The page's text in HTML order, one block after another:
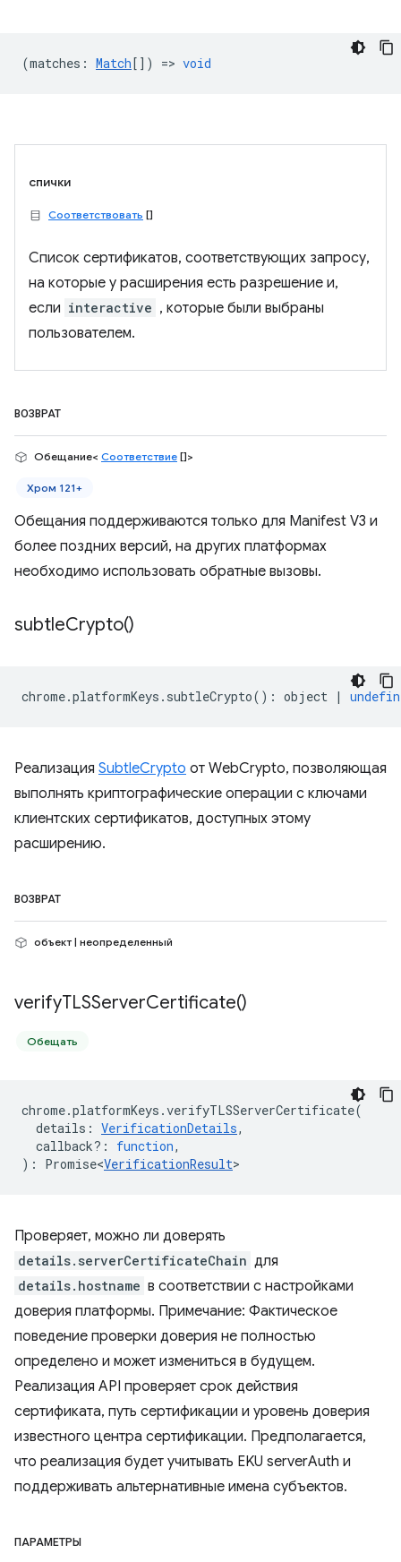
(matches : Match[]) => void
спички
Соответствовать []
Список сертификатов, соответствующих запросу,
на которые у расширения есть разрешение и,
если interactive , которые были выбраны
пользователем.
ВОЗВРАТ
Обещание< Соответствие []>
Хром 121+
Обещания поддерживаются только для Manifest V3 и
более поздних версий, на других платформах
необходимо использовать обратные вызовы.
subtleCrypto()
chrome.platformKeys . subtleCrypto() : object |
Реализация SubtleCrypto от WebCrypto, позволяющая
выполнять криптографические операции с ключами
клиентских сертификатов, доступных этому
расширению.
ВОЗВРАТ
объект | неопределенный
verifyTLSServerCertificate()
Обещать
chrome.platformKeys .verifyTLSServerCertificate(
details : VerificationDetails,
callback? : function,
) : Promise<VerificationResult>
Проверяет, можно ли доверять
details.serverCertificateChain для
details.hostname в соответствии с настройками
доверия платформы. Примечание: Фактическое
поведение проверки доверия не полностью
определено и может измениться в будущем.
Реализация API проверяет срок действия
сертификата, путь сертификации и уровень доверия
известного центра сертификации. Предполагается,
что реализация будет учитывать EKU serverAuth и
поддерживать альтернативные имена субъектов.
ПАРАМЕТРЫ